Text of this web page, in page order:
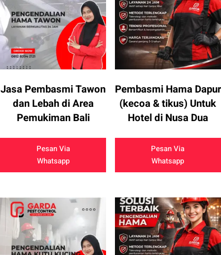
Jasa Pembasmi Tawon
dan Lebah di Area
Pemukiman Bali
Pesan Via
Whatsapp
Pembasmi Hama Dapur
(kecoa & tikus) Untuk
Hotel di Nusa Dua
Pesan Via
Whatsapp